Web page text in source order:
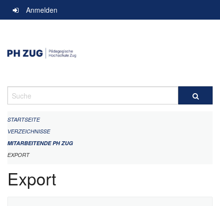
Navigation
überspringen
Anmelden
Suche
STARTSEITE
VERZEICHNISSE
MITARBEITENDE PH ZUG
EXPORT
Export